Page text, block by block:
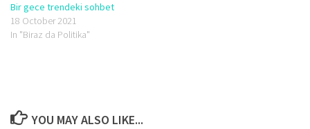
Bir gece trendeki sohbet
18 October 2021
In "Biraz da Politika"
YOU MAY ALSO LIKE...